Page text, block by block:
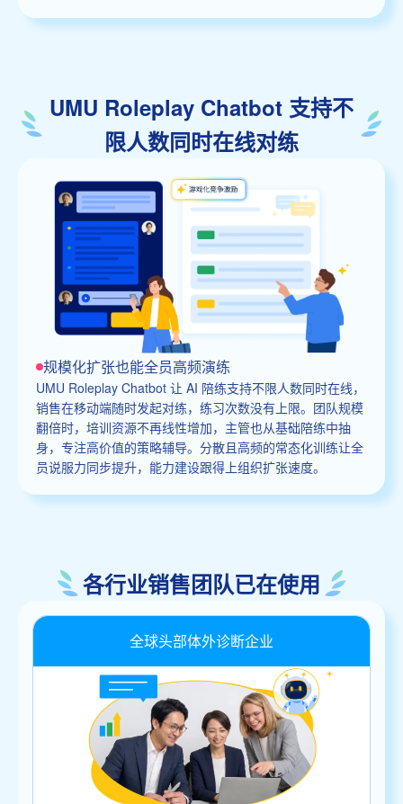
UMU Roleplay Chatbot 支持不
限人数同时在线对练
规模化扩张也能全员高频演练
UMU Roleplay Chatbot 让 AI 陪练支持不限人数同时在线，
销售在移动端随时发起对练，练习次数没有上限。团队规模
翻倍时，培训资源不再线性增加，主管也从基础陪练中抽
身，专注高价值的策略辅导。分散且高频的常态化训练让全
员说服力同步提升，能力建设跟得上组织扩张速度。
各行业销售团队已在使用
全球头部体外诊断企业